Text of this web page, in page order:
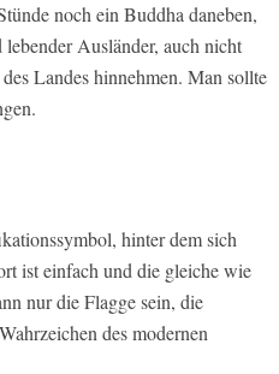
noch ein Buddha daneben,
Ausländer, auch nicht
Landes hinnehmen. Man sollte
hinter dem sich
ist einfach und die gleiche wie
nur die Flagge sein, die
des modernen